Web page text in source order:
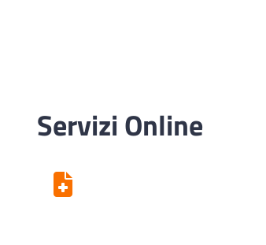
Servizi Online